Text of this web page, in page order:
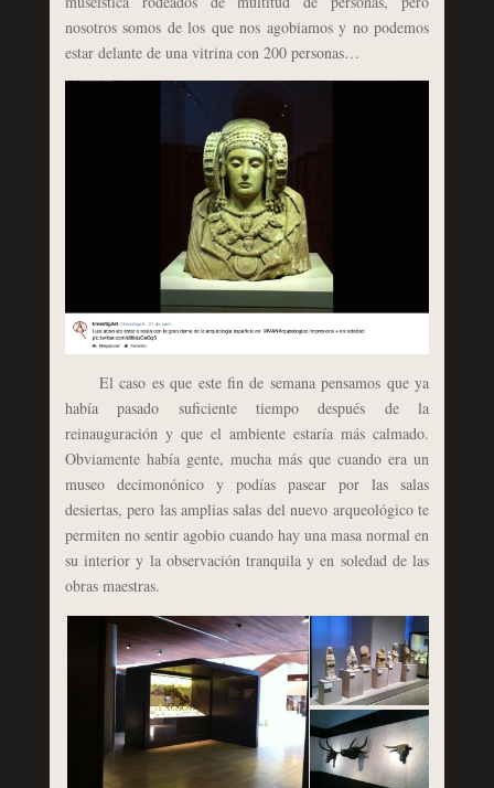
nosotros somos de los que nos agobiamos y no podemos
estar delante de una vitrina con 200 personas…
El caso es que este fin de semana pensamos que ya
había pasado suficiente tiempo después de la
reinauguración y que el ambiente estaría más calmado.
Obviamente había gente, mucha más que cuando era un
museo decimonónico y podías pasear por las salas
desiertas, pero las amplias salas del nuevo arqueológico te
permiten no sentir agobio cuando hay una masa normal en
su interior y la observación tranquila y en soledad de las
obras maestras.